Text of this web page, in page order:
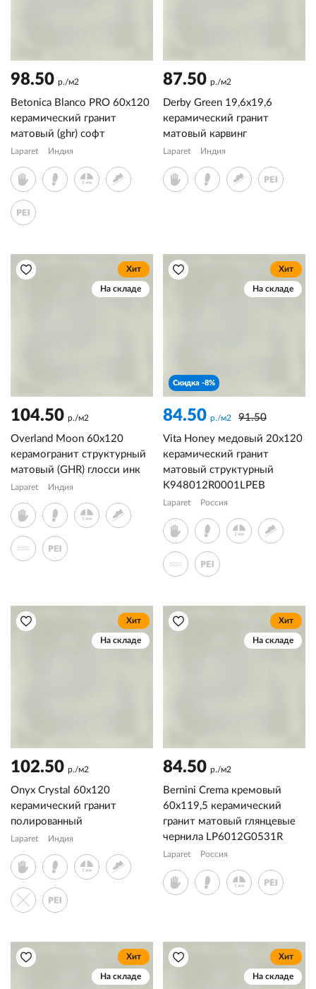
98.50 р./м2
Betonica Blanco PRO 60x120
керамический гранит
матовый (ghr) софт
Laparet Индия
87.50 р./м2
Derby Green 19,6x19,6
керамический гранит
матовый карвинг
Laparet Индия
Хит
На складе
104.50 р./м2
Overland Moon 60х120
керамогранит структурный
матовый (GHR) глосси инк
Laparet Индия
Хит
На складе
Скидка -8%
84.50 р./м2
91.50
Vita Honey медовый 20x120
керамический гранит
матовый структурный
K948012R0001LPEB
Laparet Россия
Хит
На складе
102.50 р./м2
Onyx Crystal 60x120
керамический гранит
полированный
Laparet Индия
Хит
На складе
84.50 р./м2
Bernini Crema кремовый
60x119,5 керамический
гранит матовый глянцевые
чернила LP6012G0531R
Laparet Россия
Хит
На складе
Хит
На складе